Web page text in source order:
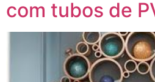
com tubos de